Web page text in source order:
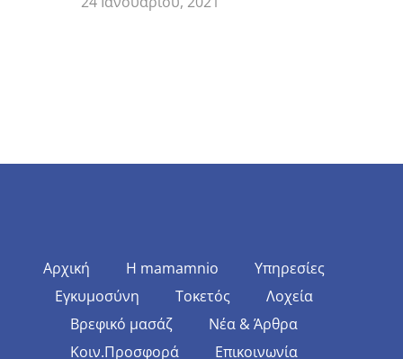
Αρχική Η mamamnio
Υπηρεσίες
Εγκυμοσύνη
Τοκετός
Λοχεία
Βρεφικό μασάζ
Νέα & Άρθρα
Κοιν.Προσφορά
Επικοινωνία